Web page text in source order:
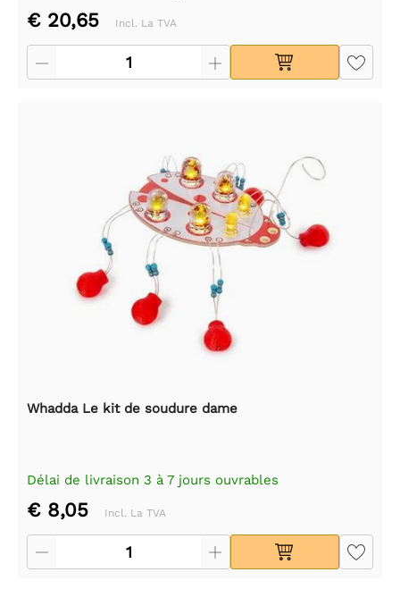
€ 20,65 Incl. La TVA
Whadda Le kit de soudure dame
Délai de livraison 3 à 7 jours ouvrables
€ 8,05 Incl. La TVA